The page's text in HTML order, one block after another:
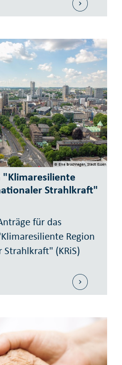
Strahlkraft"
für das
Region
(KRiS)
© Elke Brochhagen, Stadt Essen